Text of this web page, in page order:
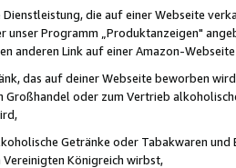
die auf einer Webseite
unser Programm „Produktanzeigen"
anderen Link auf einer Amazon-
das auf deiner Webseite beworben
Großhandel oder zum Vertrieb
Getränke oder Tabakwaren
Vereinigten Königreich wirbst,